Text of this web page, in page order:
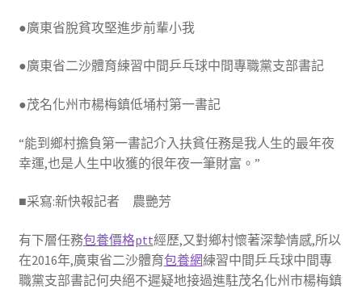
●廣東省脫貧攻堅進步前輩小我
●廣東省二沙體育練習中間乒乓球中間專職黨支部書記
●茂名化州市楊梅鎮低埇村第一書記
“能到鄉村擔負第一書記介入扶貧任務是我人生的最年夜
幸運,也是人生中收獲的很年夜一筆財富。”
■采寫:新快報記者 農艷芳
有下層任務包養價格ptt經歷,又對鄉村懷著深摯情感,所以
在2016年,廣東省二沙體育包養網練習中間乒乓球中間專
職黨支部書記何央絕不遲疑地接過進駐茂名化州市楊梅鎮